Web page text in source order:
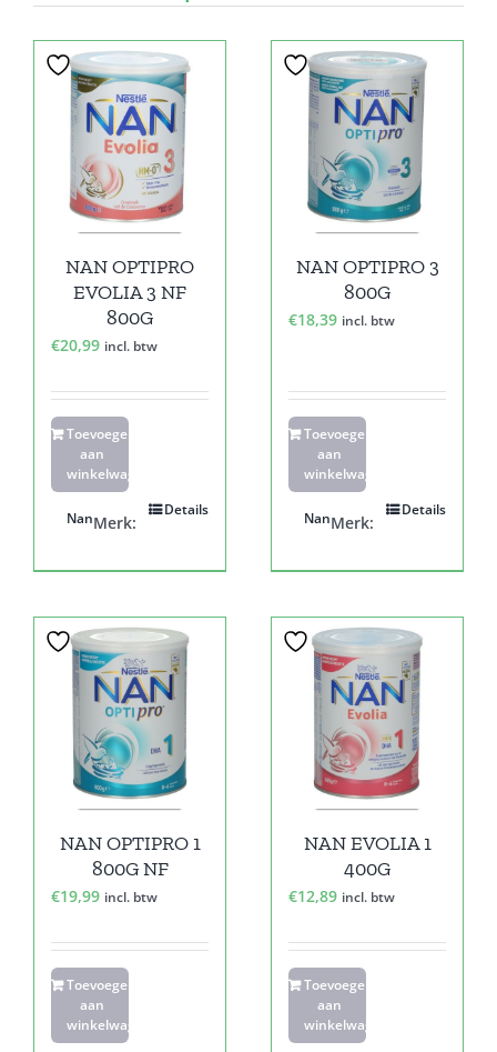
NAN OPTIPRO
EVOLIA 3 NF
800G
€20,99 incl. btw
Toevoegen
aan
winkelwagen
Details
Merk:
Nan
NAN OPTIPRO 3
800G
€18,39 incl. btw
Toevoegen
aan
winkelwagen
Details
Merk:
Nan
NAN OPTIPRO 1
800G NF
€19,99 incl. btw
Toevoegen
aan
winkelwagen
NAN EVOLIA 1
400G
€12,89 incl. btw
Toevoegen
aan
winkelwagen